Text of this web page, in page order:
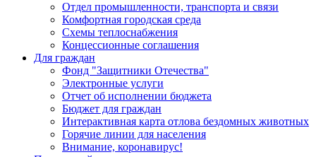
Отдел промышленности, транспорта и связи
Комфортная городская среда
Схемы теплоснабжения
Концессионные соглашения
Для граждан
Фонд "Защитники Отечества"
Электронные услуги
Отчет об исполнении бюджета
Бюджет для граждан
Интерактивная карта отлова бездомных животных
Горячие линии для населения
Внимание, коронавирус!